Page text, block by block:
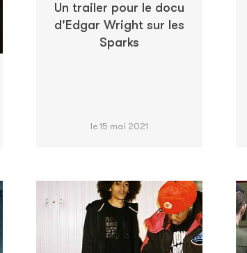
Un trailer pour le docu
d'Edgar Wright sur les
Sparks
le 15 mai 2021